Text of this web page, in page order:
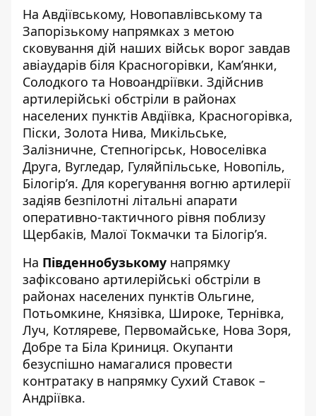
На Авдіївському, Новопавлівському та
Запорізькому напрямках з метою
сковування дій наших військ ворог завдав
авіаударів біля Красногорівки, Кам’янки,
Солодкого та Новоандріївки. Здійснив
артилерійські обстріли в районах
населених пунктів Авдіївка, Красногорівка,
Піски, Золота Нива, Микільське,
Залізничне, Степногірськ, Новоселівка
Друга, Вугледар, Гуляйпільське, Новопіль,
Білогір’я. Для корегування вогню артилерії
задіяв безпілотні літальні апарати
оперативно-тактичного рівня поблизу
Щербаків, Малої Токмачки та Білогір’я.
На Південнобузькому напрямку
зафіксовано артилерійські обстріли в
районах населених пунктів Ольгине,
Потьомкине, Князівка, Широке, Тернівка,
Луч, Котляреве, Первомайське, Нова Зоря,
Добре та Біла Криниця. Окупанти
безуспішно намагалися провести
контратаку в напрямку Сухий Ставок –
Андріївка.